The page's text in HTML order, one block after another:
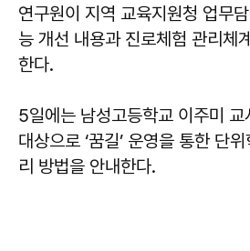
연구원이 지역 교육지원청 업무
능 개선 내용과 진로체험 관리체
한다.
5일에는 남성고등학교 이주미
대상으로 ‘꿈길’ 운영을 통한 단
리 방법을 안내한다.